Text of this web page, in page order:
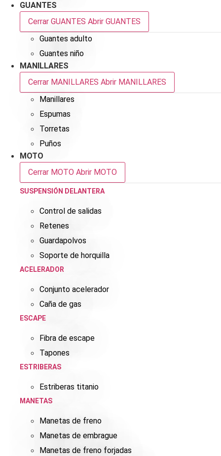
GUANTES
Cerrar GUANTES Abrir GUANTES
Guantes adulto
Guantes niño
MANILLARES
Cerrar MANILLARES Abrir MANILLARES
Manillares
Espumas
Torretas
Puños
MOTO
Cerrar MOTO Abrir MOTO
SUSPENSIÓN DELANTERA
Control de salidas
Retenes
Guardapolvos
Soporte de horquilla
ACELERADOR
Conjunto acelerador
Caña de gas
ESCAPE
Fibra de escape
Tapones
ESTRIBERAS
Estriberas titanio
MANETAS
Manetas de freno
Manetas de embrague
Manetas de freno forjadas